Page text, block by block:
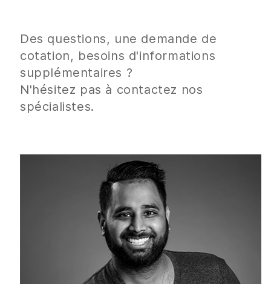
Des questions, une demande de
cotation, besoins d'informations
supplémentaires ?
N'hésitez pas à contactez nos
spécialistes.